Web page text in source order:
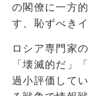
の閣僚に一方
す、恥ずべき
ロシア専門家
「壊滅的だ」
過小評価して